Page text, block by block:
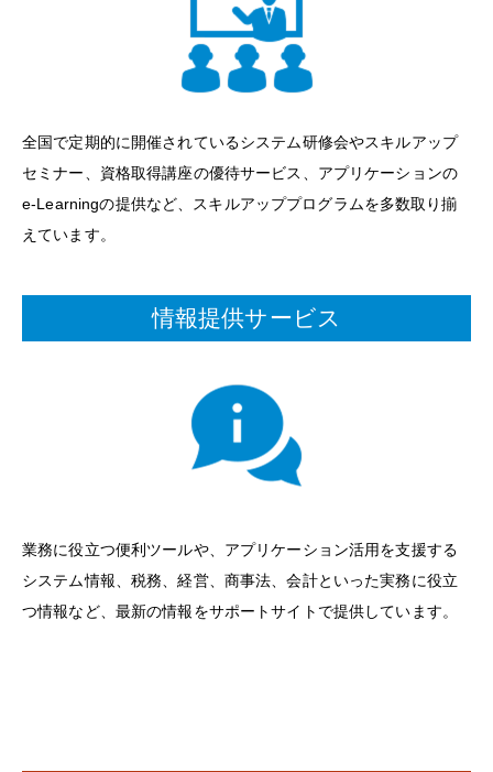
全国で定期的に開催されているシステム研修会やスキルアップ
セミナー、資格取得講座の優待サービス、アプリケーションの
e-Learningの提供など、スキルアッププログラムを多数取り揃
えています。
情報提供サービス
業務に役立つ便利ツールや、アプリケーション活用を支援する
システム情報、税務、経営、商事法、会計といった実務に役立
つ情報など、最新の情報をサポートサイトで提供しています。